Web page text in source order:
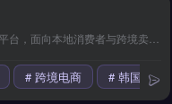
# 跨境电商 # 韩国市场